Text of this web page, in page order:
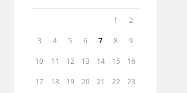
1 2
3 4 5 6 7 8 9
10 11 12 13 14 15 16
17 18 19 20 21 22 23